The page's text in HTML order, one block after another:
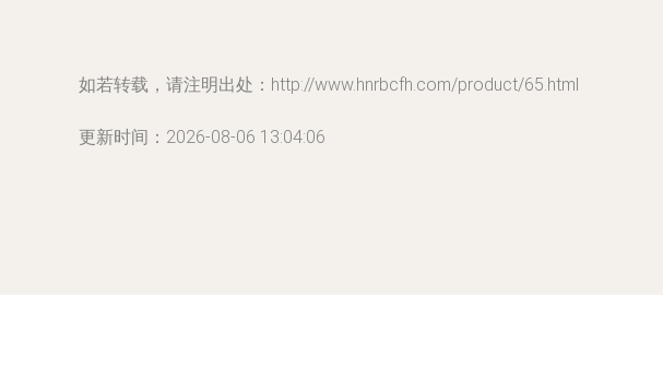
如若转载，请注明出处：http://www.hnrbcfh.com/product/65.html
更新时间：2026-08-06 13:04:06